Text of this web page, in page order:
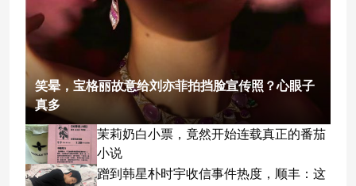
笑晕，宝格丽故意给刘亦菲拍挡脸宣传照？心眼子
真多
茉莉奶白小票，竟然开始连载真正的番茄
小说
蹭到韩星朴时宇收信事件热度，顺丰：这